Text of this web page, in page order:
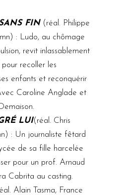
FIN(réal. Philippe
: Ludo, au chômage
revit inlassablement
recoller les
enfants et reconquérir
Caroline Anglade et
LUI(réal. Chris
: Un journaliste fêtard
de sa fille harcelée
pour un prof. Arnaud
Cabrita au casting.
Alain Tasma, France